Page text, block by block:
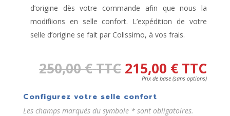
d’origine dès votre commande afin que nous la
modifiions en selle confort. L’expédition de votre
selle d’origine se fait par Colissimo, à vos frais.
250,00€TTC 215,00 € TTC
Prix de base (sans options)
Configurez votre selle confort
Les champs marqués du symbole * sont obligatoires.